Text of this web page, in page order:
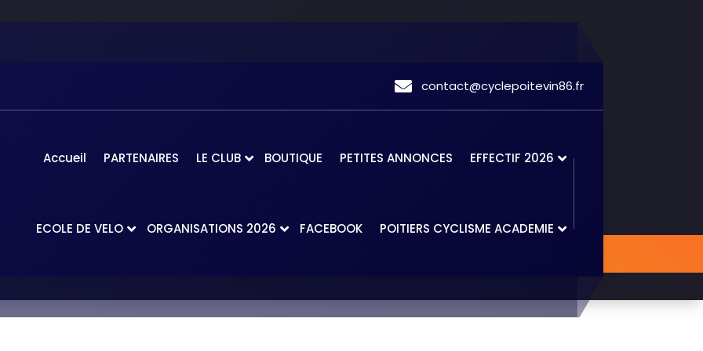
contact@cyclepoitevin86.fr
Accueil PARTENAIRES LE CLUB BOUTIQUE PETITES ANNONCES EFFECTIF 2026
ECOLE DE VELO ORGANISATIONS 2026 FACEBOOK POITIERS CYCLISME ACADEMIE